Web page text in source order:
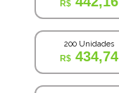
200 Unidades
434,74